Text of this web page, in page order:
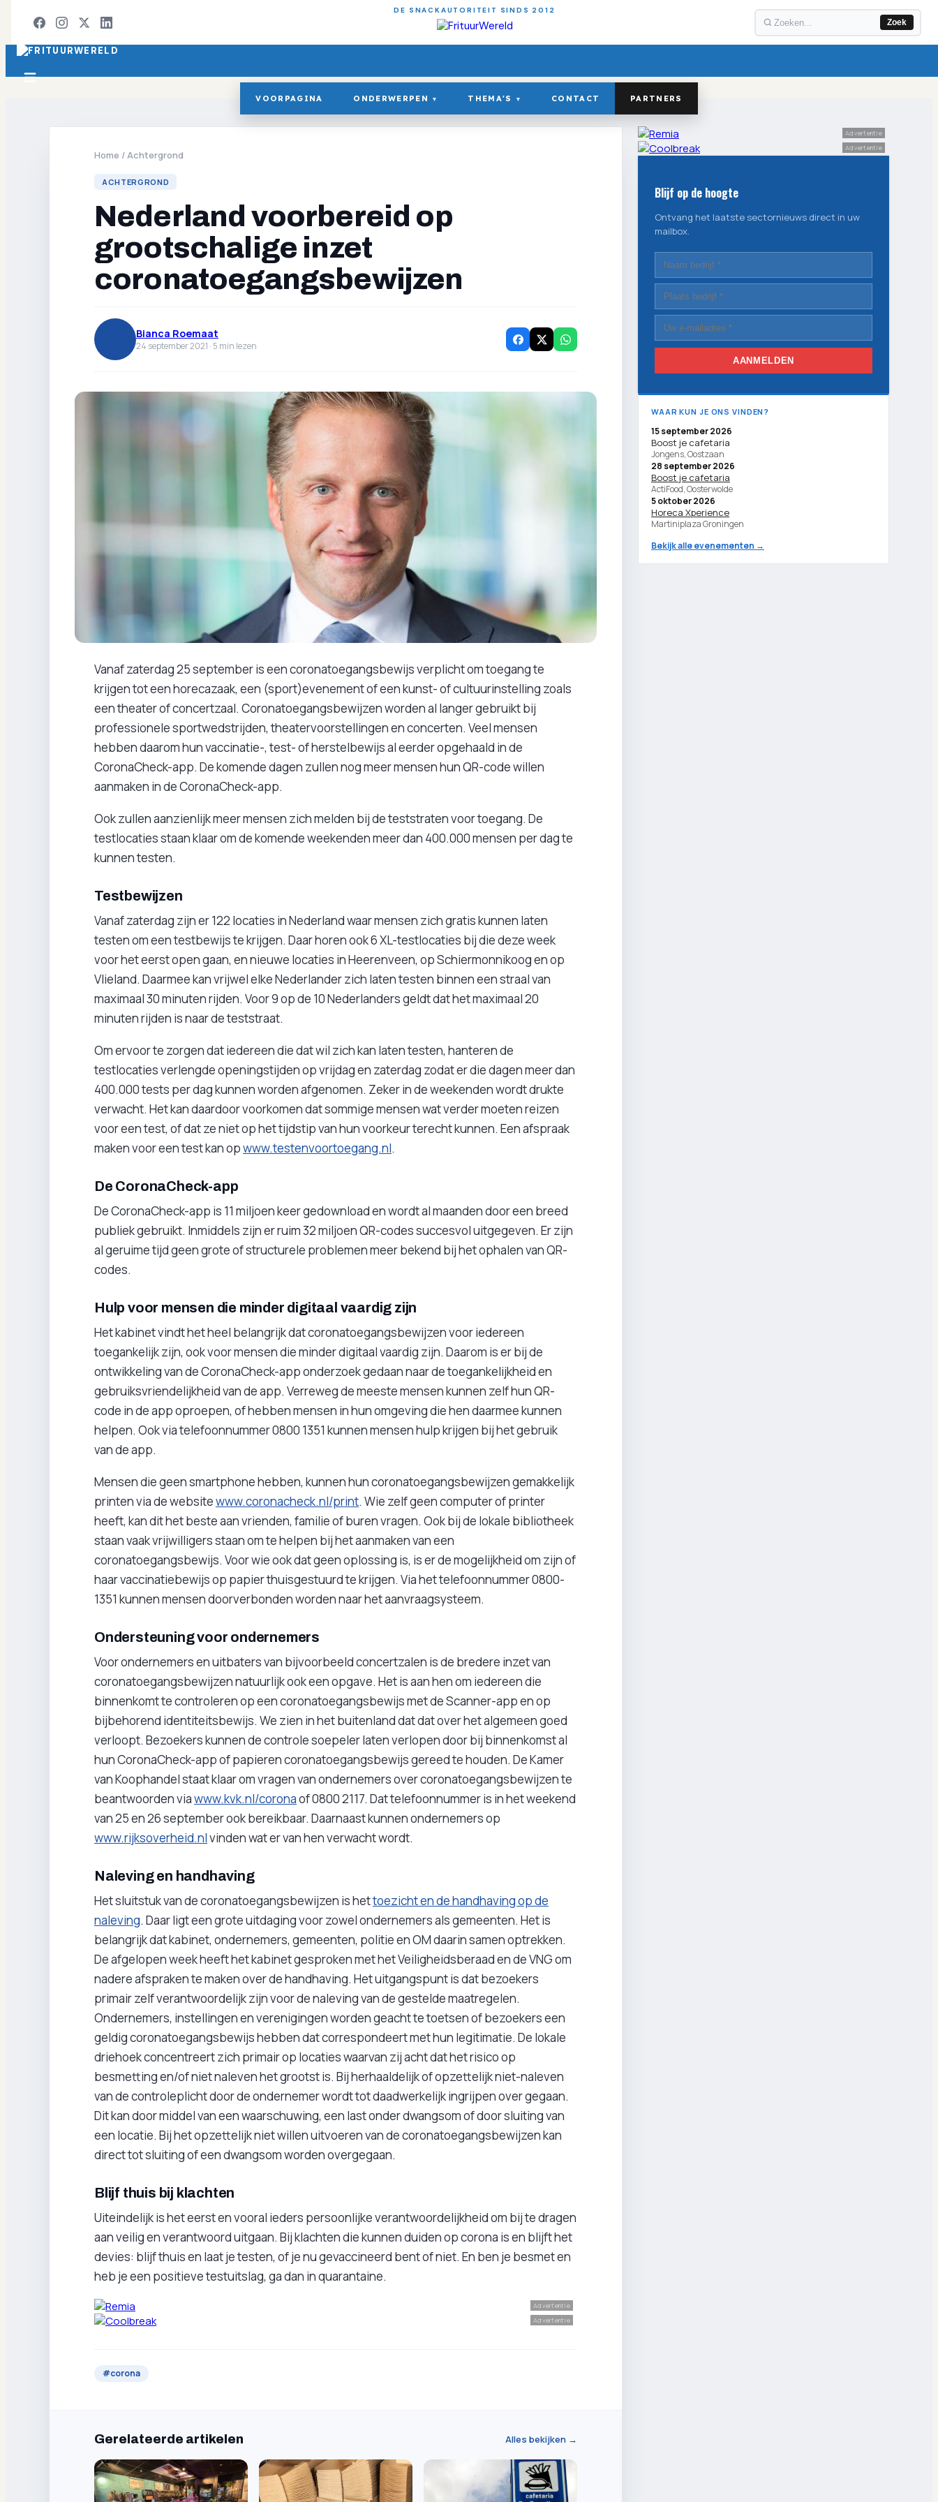
DE SNACKAUTORITEIT SINDS 2012
Zoek
VOORPAGINA ONDERWERPEN ▾ THEMA'S ▾ CONTACT PARTNERS
Home /Achtergrond
ACHTERGROND
Nederland voorbereid op
grootschalige inzet
coronatoegangsbewijzen
Bianca Roemaat
24 september 2021 · 5 min lezen
Vanaf zaterdag 25 september is een coronatoegangsbewijs verplicht om toegang te
krijgen tot een horecazaak, een (sport)evenement of een kunst- of cultuurinstelling zoals
een theater of concertzaal. Coronatoegangsbewijzen worden al langer gebruikt bij
professionele sportwedstrijden, theatervoorstellingen en concerten. Veel mensen
hebben daarom hun vaccinatie-, test- of herstelbewijs al eerder opgehaald in de
CoronaCheck-app. De komende dagen zullen nog meer mensen hun QR-code willen
aanmaken in de CoronaCheck-app.
Ook zullen aanzienlijk meer mensen zich melden bij de teststraten voor toegang. De
testlocaties staan klaar om de komende weekenden meer dan 400.000 mensen per dag te
kunnen testen.
Testbewijzen
Vanaf zaterdag zijn er 122 locaties in Nederland waar mensen zich gratis kunnen laten
testen om een testbewijs te krijgen. Daar horen ook 6 XL-testlocaties bij die deze week
voor het eerst open gaan, en nieuwe locaties in Heerenveen, op Schiermonnikoog en op
Vlieland. Daarmee kan vrijwel elke Nederlander zich laten testen binnen een straal van
maximaal 30 minuten rijden. Voor 9 op de 10 Nederlanders geldt dat het maximaal 20
minuten rijden is naar de teststraat.
Om ervoor te zorgen dat iedereen die dat wil zich kan laten testen, hanteren de
testlocaties verlengde openingstijden op vrijdag en zaterdag zodat er die dagen meer dan
400.000 tests per dag kunnen worden afgenomen. Zeker in de weekenden wordt drukte
verwacht. Het kan daardoor voorkomen dat sommige mensen wat verder moeten reizen
voor een test, of dat ze niet op het tijdstip van hun voorkeur terecht kunnen. Een afspraak
maken voor een test kan opwww.testenvoortoegang.nl.
De CoronaCheck-app
De CoronaCheck-app is 11 miljoen keer gedownload en wordt al maanden door een breed
publiek gebruikt. Inmiddels zijn er ruim 32 miljoen QR-codes succesvol uitgegeven. Er zijn
al geruime tijd geen grote of structurele problemen meer bekend bij het ophalen van QR-
codes.
Hulp voor mensen die minder digitaal vaardig zijn
Het kabinet vindt het heel belangrijk dat coronatoegangsbewijzen voor iedereen
toegankelijk zijn, ook voor mensen die minder digitaal vaardig zijn. Daarom is er bij de
ontwikkeling van de CoronaCheck-app onderzoek gedaan naar de toegankelijkheid en
gebruiksvriendelijkheid van de app. Verreweg de meeste mensen kunnen zelf hun QR-
code in de app oproepen, of hebben mensen in hun omgeving die hen daarmee kunnen
helpen. Ook via telefoonnummer 0800 1351 kunnen mensen hulp krijgen bij het gebruik
van de app.
Mensen die geen smartphone hebben, kunnen hun coronatoegangsbewijzen gemakkelijk
printen via de websitewww.coronacheck.nl/print. Wie zelf geen computer of printer
heeft, kan dit het beste aan vrienden, familie of buren vragen. Ook bij de lokale bibliotheek
staan vaak vrijwilligers staan om te helpen bij het aanmaken van een
coronatoegangsbewijs. Voor wie ook dat geen oplossing is, is er de mogelijkheid om zijn of
haar vaccinatiebewijs op papier thuisgestuurd te krijgen. Via het telefoonnummer 0800-
1351 kunnen mensen doorverbonden worden naar het aanvraagsysteem.
Ondersteuning voor ondernemers
Voor ondernemers en uitbaters van bijvoorbeeld concertzalen is de bredere inzet van
coronatoegangsbewijzen natuurlijk ook een opgave. Het is aan hen om iedereen die
binnenkomt te controleren op een coronatoegangsbewijs met de Scanner-app en op
bijbehorend identiteitsbewijs. We zien in het buitenland dat dat over het algemeen goed
verloopt. Bezoekers kunnen de controle soepeler laten verlopen door bij binnenkomst al
hun CoronaCheck-app of papieren coronatoegangsbewijs gereed te houden. De Kamer
van Koophandel staat klaar om vragen van ondernemers over coronatoegangsbewijzen te
beantwoorden viawww.kvk.nl/coronaof 0800 2117. Dat telefoonnummer is in het weekend
van 25 en 26 september ook bereikbaar. Daarnaast kunnen ondernemers op
www.rijksoverheid.nlvinden wat er van hen verwacht wordt.
Naleving en handhaving
Het sluitstuk van de coronatoegangsbewijzen is hettoezicht en de handhaving op de
naleving. Daar ligt een grote uitdaging voor zowel ondernemers als gemeenten. Het is
belangrijk dat kabinet, ondernemers, gemeenten, politie en OM daarin samen optrekken.
De afgelopen week heeft het kabinet gesproken met het Veiligheidsberaad en de VNG om
nadere afspraken te maken over de handhaving. Het uitgangspunt is dat bezoekers
primair zelf verantwoordelijk zijn voor de naleving van de gestelde maatregelen.
Ondernemers, instellingen en verenigingen worden geacht te toetsen of bezoekers een
geldig coronatoegangsbewijs hebben dat correspondeert met hun legitimatie. De lokale
driehoek concentreert zich primair op locaties waarvan zij acht dat het risico op
besmetting en/of niet naleven het grootst is. Bij herhaaldelijk of opzettelijk niet-naleven
van de controleplicht door de ondernemer wordt tot daadwerkelijk ingrijpen over gegaan.
Dit kan door middel van een waarschuwing, een last onder dwangsom of door sluiting van
een locatie. Bij het opzettelijk niet willen uitvoeren van de coronatoegangsbewijzen kan
direct tot sluiting of een dwangsom worden overgegaan.
Blijf thuis bij klachten
Uiteindelijk is het eerst en vooral ieders persoonlijke verantwoordelijkheid om bij te dragen
aan veilig en verantwoord uitgaan. Bij klachten die kunnen duiden op corona is en blijft het
devies: blijf thuis en laat je testen, of je nu gevaccineerd bent of niet. En ben je besmet en
heb je een positieve testuitslag, ga dan in quarantaine.
Advertentie
Advertentie
#corona
Gerelateerde artikelen Alles bekijken →
Advertentie
Advertentie
Blijf op de hoogte
Ontvang het laatste sectornieuws direct in uw
mailbox.
AANMELDEN
WAAR KUN JE ONS VINDEN?
15 september 2026
Boost je cafetaria
Jongens, Oostzaan
28 september 2026
Boost je cafetaria
ActiFood, Oosterwolde
5 oktober 2026
Horeca Xperience
Martiniplaza Groningen
Bekijk alle evenementen →